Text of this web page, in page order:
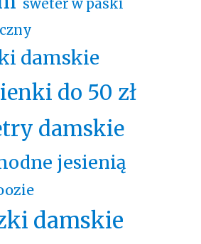
sweter w paski
damskie
do 50 zł
damskie
jesienią
damskie